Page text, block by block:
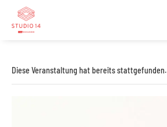
Diese Veranstaltung hat bereits stattgefunden.